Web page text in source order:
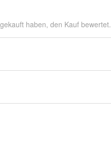
haben, den Kauf bewertet.